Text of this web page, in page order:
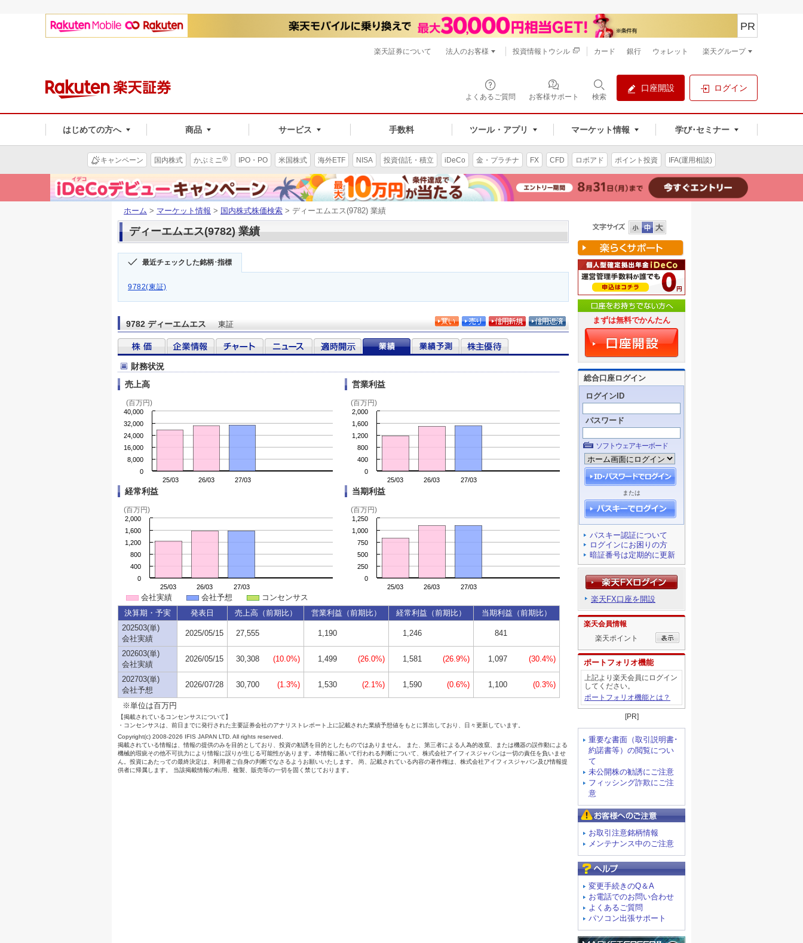
よくあるご質問 お客様サポート 検索
口座開設 ログイン
はじめての方へ 商品 サービス 手数料 ツール・アプリ マーケット情報 学び･セミナー
PR
楽天証券について 法人のお客様 投資情報トウシル カード 銀行 ウォレット 楽天グループ
キャンペーン 国内株式 かぶミニ® IPO・PO 米国株式 海外ETF NISA 投資信託・積立 iDeCo 金・プラチナ FX CFD ロボアド ポイント投資 IFA(運用相談)
ホーム > マーケット情報 > 国内株式株価検索 > ディーエムエス(9782) 業績
ディーエムエス(9782) 業績
最近チェックした銘柄･指標
9782(東証)
9782 ディーエムエス 東証 まずは無料でかんたん
総合口座ログイン
ログインID
パスワード
ソフトウェアキーボード
または
パスキー認証について
ログインにお困りの方
暗証番号は定期的に更新
楽天FX口座を開設
楽天会員情報
楽天ポイント
ポートフォリオ機能
上記より楽天会員にログイン
してください。
ポートフォリオ機能とは？
[PR]
重要な書面（取引説明書･
約諾書等）の閲覧につい
て
未公開株の勧誘にご注意
フィッシング詐欺にご注
意
お取引注意銘柄情報
メンテナンス中のご注意
変更手続きのQ＆A
お電話でのお問い合わせ
よくあるご質問
パソコン出張サポート